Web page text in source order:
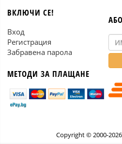
ВКЛЮЧИ СЕ!
Вход
Регистрация
Забравена парола
МЕТОДИ ЗА ПЛАЩАНЕ
Copyright © 2000-